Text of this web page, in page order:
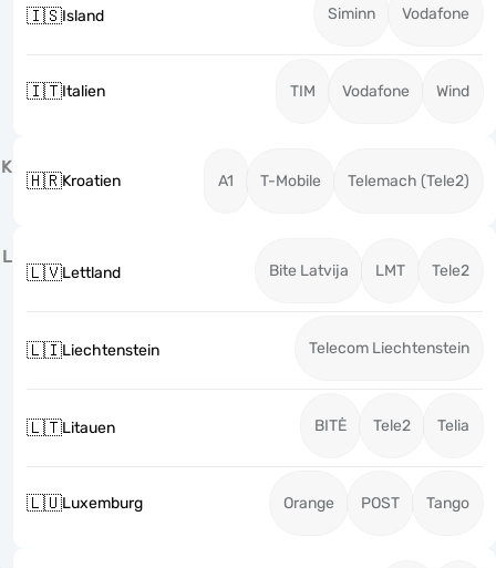
🇮🇸Island Siminn Vodafone
🇮🇹Italien TIM Vodafone Wind
K
🇭🇷Kroatien A1 T-Mobile Telemach (Tele2)
L
🇱🇻Lettland Bite Latvija LMT Tele2
🇱🇮Liechtenstein Telecom Liechtenstein
🇱🇹Litauen BITĖ Tele2 Telia
🇱🇺Luxemburg Orange POST Tango